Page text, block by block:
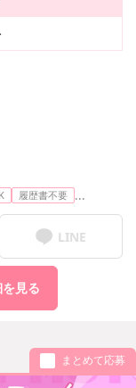
履歴書不要 ...
LINE
見る
まとめて応募